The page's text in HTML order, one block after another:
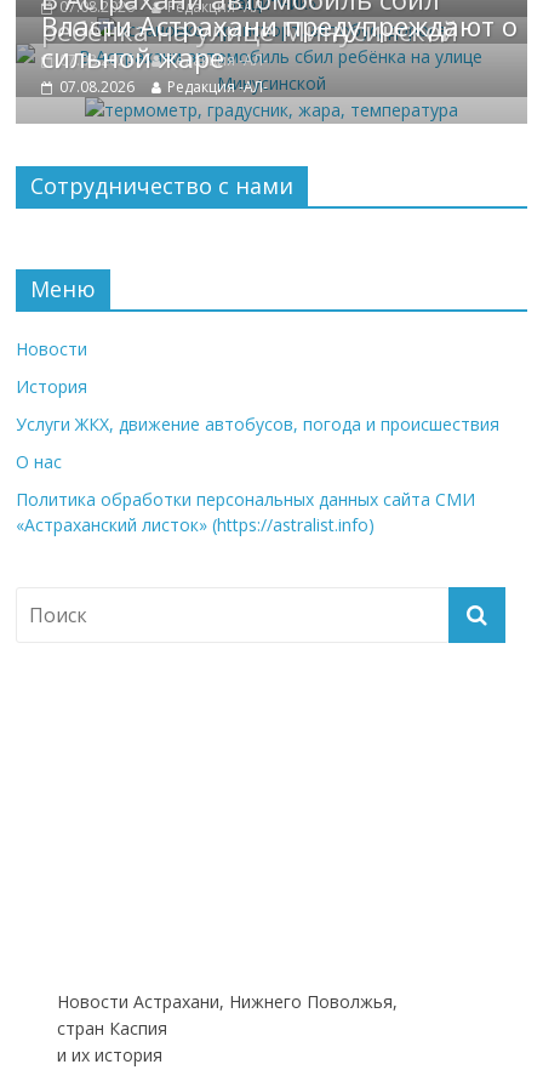
07.08.2026 Редакция -АЛ-
ребёнка на улице Минусинской
07.08.2026 Редакция -АЛ-
Власти Астрахани предупреждают о
сильной жаре
07.08.2026 Редакция -АЛ-
Сотрудничество с нами
Меню
Новости
История
Услуги ЖКХ, движение автобусов, погода и происшествия
О нас
Политика обработки персональных данных сайта СМИ
«Астраханский листок» (https://astralist.info)
Новости Астрахани, Нижнего Поволжья,
стран Каспия
и их история